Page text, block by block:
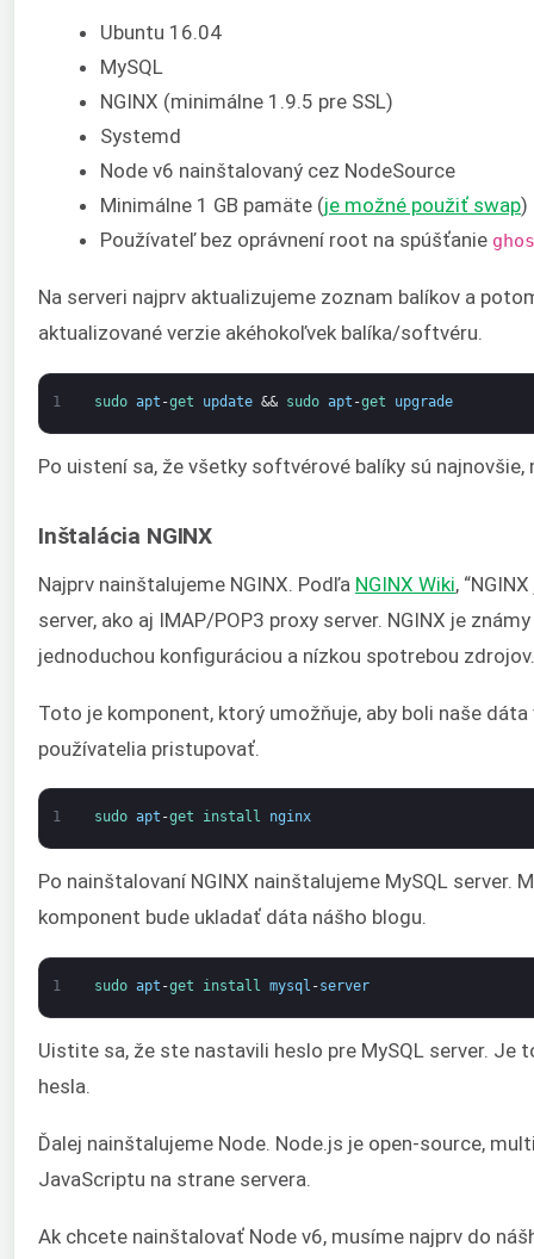
Ubuntu 16.04
MySQL
NGINX (minimálne 1.9.5 pre SSL)
Systemd
Node v6 nainštalovaný cez NodeSource
Minimálne 1 GB pamäte (je možné použiť swap)
Používateľ bez oprávnení root na spúšťanie
Na serveri najprv aktualizujeme zoznam balíkov a
aktualizované verzie akéhokoľvek balíka/softvéru.
1 sudo apt -get update && sudo apt -get upgrade
Po uistení sa, že všetky softvérové balíky sú
Inštalácia NGINX
Najprv nainštalujeme NGINX. Podľa NGINX Wiki,
server, ako aj IMAP/POP3 proxy server. NGINX je
jednoduchou konfiguráciou a nízkou spotrebou
Toto je komponent, ktorý umožňuje, aby boli naše
používatelia pristupovať.
1 sudo apt -get install nginx
Po nainštalovaní NGINX nainštalujeme MySQL
komponent bude ukladať dáta nášho blogu.
1 sudo apt -get install mysql -server
Uistite sa, že ste nastavili heslo pre MySQL server.
hesla.
Ďalej nainštalujeme Node. Node.js je open-source,
JavaScriptu na strane servera.
Ak chcete nainštalovať Node v6, musíme najprv do